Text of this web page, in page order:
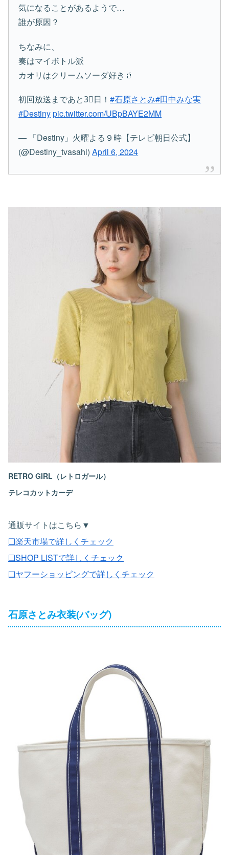
気になることがあるようで…
誰が原因？
ちなみに、
奏はマイボトル派
カオリはクリームソーダ好き🥤
初回放送まであと3⃣日！#石原さとみ#田中みな実
#Destinypic.twitter.com/UBpBAYE2MM
— 「Destiny」火曜よる９時【テレビ朝日公式】
(@Destiny_tvasahi)April 6, 2024
RETRO GIRL（レトロガール）
テレコカットカーデ
通販サイトはこちら▼
❏楽天市場で詳しくチェック
❏SHOP LISTで詳しくチェック
❏ヤフーショッピングで詳しくチェック
石原さとみ衣装(バッグ)